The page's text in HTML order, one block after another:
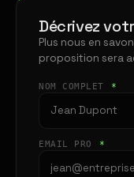
Décrivez
Plus nous en
proposition sera
NOM COMPLET *
EMAIL PRO *